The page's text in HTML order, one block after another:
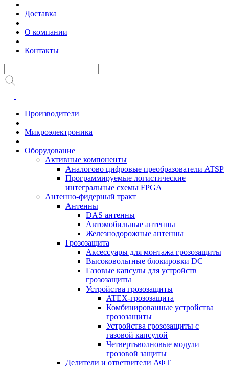
Доставка
О компании
Контакты
Производители
Микроэлектроника
Оборудование
Активные компоненты
Аналогово цифровые преобразователи ATSP
Программируемые логистические
интегральные схемы FPGA
Антенно-фидерный тракт
Антенны
DAS антенны
Автомобильные антенны
Железнодорожные антенны
Грозозащита
Аксессуары для монтажа грозозащиты
Высоковольтные блокировки DC
Газовые капсулы для устройств
грозозащиты
Устройства грозозащиты
ATEX-грозозащита
Комбинированные устройства
грозозащиты
Устройства грозозащиты с
газовой капсулой
Четвертьволновые модули
грозовой защиты
Делители и ответвители АФТ